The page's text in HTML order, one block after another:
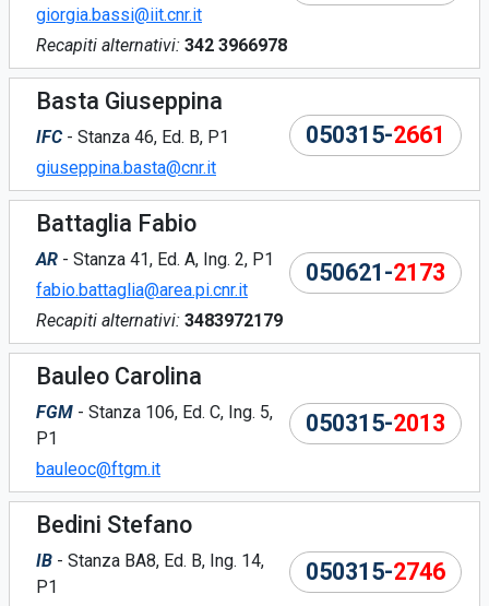
giorgia.bassi@iit.cnr.it
Recapiti alternativi: 342 3966978
Basta Giuseppina
IFC- Stanza 46, Ed. B, P1
giuseppina.basta@cnr.it
050315-2661
Battaglia Fabio
AR - Stanza 41, Ed. A, Ing. 2, P1
fabio.battaglia@area.pi.cnr.it
Recapiti alternativi: 3483972179
050621-2173
Bauleo Carolina
FGM - Stanza 106, Ed. C, Ing. 5,
P1
bauleoc@ftgm.it
050315-2013
Bedini Stefano
IB - Stanza BA8, Ed. B, Ing. 14,
P1
050315-2746